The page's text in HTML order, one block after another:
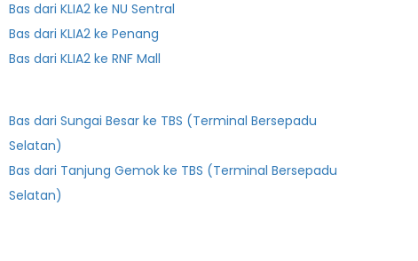
Bas dari KLIA2 ke NU Sentral
Bas dari KLIA2 ke Penang
Bas dari KLIA2 ke RNF Mall
Bas dari Sungai Besar ke TBS (Terminal Bersepadu
Selatan)
Bas dari Tanjung Gemok ke TBS (Terminal Bersepadu
Selatan)